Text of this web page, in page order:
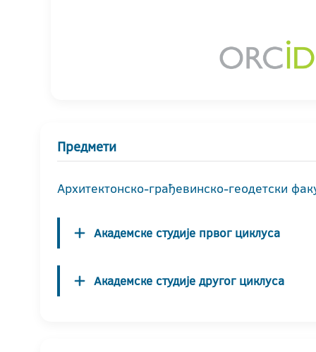
Предмети
Архитектонско-грађевинско-геодетски
Академске студије првог циклуса
Академске студије другог циклуса